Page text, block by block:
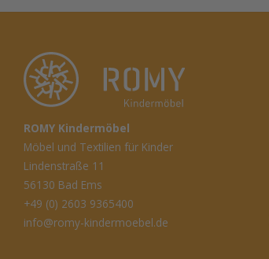
ROMY Kindermöbel
Möbel und Textilien für Kinder
Lindenstraße 11
56130 Bad Ems
+49 (0) 2603 9365400
info@romy-kindermoebel.de